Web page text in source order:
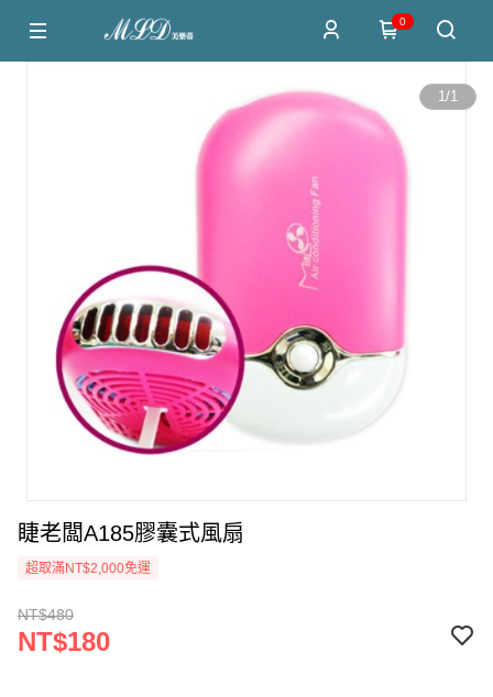
0
1/1
睫老闆A185膠囊式風扇
超取滿NT$2,000免運
NT$480
NT$180